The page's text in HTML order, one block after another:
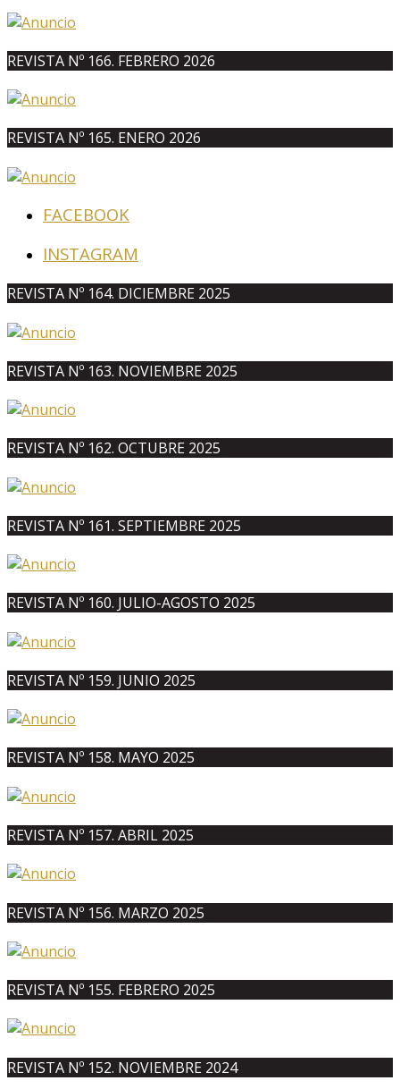
REVISTA Nº 166. FEBRERO 2026
REVISTA Nº 165. ENERO 2026
FACEBOOK
INSTAGRAM
REVISTA Nº 164. DICIEMBRE 2025
REVISTA Nº 163. NOVIEMBRE 2025
REVISTA Nº 162. OCTUBRE 2025
REVISTA Nº 161. SEPTIEMBRE 2025
REVISTA Nº 160. JULIO-AGOSTO 2025
REVISTA Nº 159. JUNIO 2025
REVISTA Nº 158. MAYO 2025
REVISTA Nº 157. ABRIL 2025
REVISTA Nº 156. MARZO 2025
REVISTA Nº 155. FEBRERO 2025
REVISTA Nº 152. NOVIEMBRE 2024